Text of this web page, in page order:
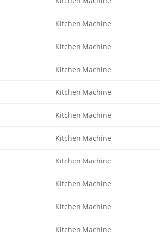
Kitchen Machine
Kitchen Machine
Kitchen Machine
Kitchen Machine
Kitchen Machine
Kitchen Machine
Kitchen Machine
Kitchen Machine
Kitchen Machine
Kitchen Machine